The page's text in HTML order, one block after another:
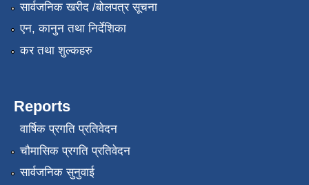
सार्वजनिक खरीद /बोलपत्र सूचना
एन, कानुन तथा निर्देशिका
कर तथा शुल्कहरु
Reports
वार्षिक प्रगति प्रतिवेदन
चौमासिक प्रगति प्रतिवेदन
सार्वजनिक सुनुवाई